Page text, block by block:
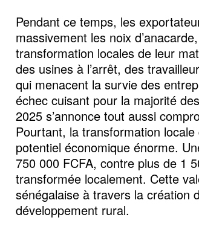
Pendant ce temps, les
massivement les noix
transformation locales de leur
des usines à l’arrêt, des
qui menacent la survie des
échec cuisant pour la majorité
2025 s’annonce tout aussi
Pourtant, la transformation locale
potentiel économique énorme.
750 000 FCFA, contre plus de 1
transformée localement. Cette
sénégalaise à travers la création
développement rural.